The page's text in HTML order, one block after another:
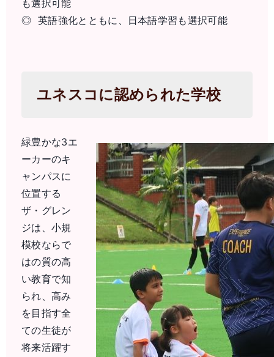
も選択可能
◎ 英語強化とともに、日本語学習も選択可能
ユネスコに認められた学校
緑豊かな3エ
ーカーのキ
ャンパスに
位置する
ザ・グレン
ジは、小規
模校ならで
はの質の高
い教育で知
られ、高み
を目指す全
ての生徒が
将来活躍す